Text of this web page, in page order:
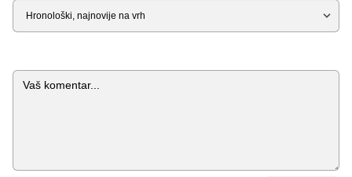
Sortiraj
Komentar